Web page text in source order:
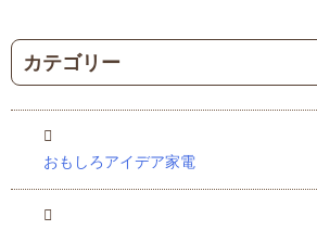
カテゴリー
おもしろアイデア家電